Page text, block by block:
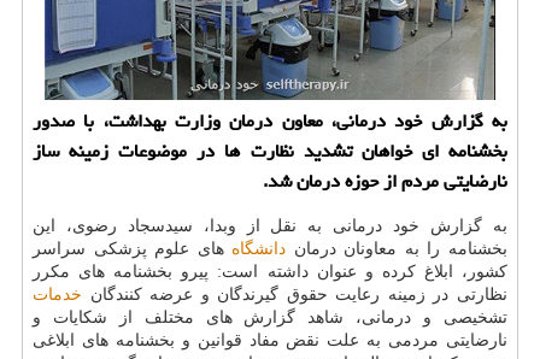
به گزارش خود درمانی، معاون درمان وزارت بهداشت، با صدور
بخشنامه ای خواهان تشدید نظارت ها در موضوعات زمینه ساز
نارضایتی مردم از حوزه درمان شد.
به گزارش خود درمانی به نقل از وبدا، سیدسجاد رضوی، این
بخشنامه را به معاونان درمان دانشگاه های علوم پزشکی سراسر
کشور، ابلاغ کرده و عنوان داشته است: پیرو بخشنامه های مکرر
نظارتی در زمینه رعایت حقوق گیرندگان و عرضه کنندگان خدمات
تشخیصی و درمانی، شاهد گزارش های مختلف از شکایات و
نارضایتی مردمی به علت نقض مفاد قوانین و بخشنامه های ابلاغی